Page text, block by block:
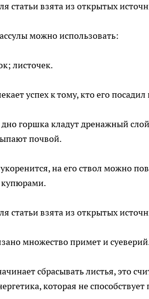
статьи взята из открытых
можно использовать:
листочек.
успех к тому, кто его
горшка кладут дренажный
почвой.
на его ствол можно
купюрами.
статьи взята из открытых
множество примет и
сбрасывать листья, это
которая не